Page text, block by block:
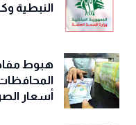
النبطية
هبوط
أسعار